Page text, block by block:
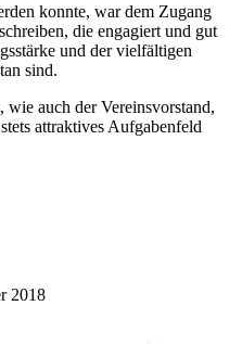
konnte, war dem Zugang
die engagiert und gut
und der vielfältigen
sind.
wie auch der Vereinsvorstand,
attraktives Aufgabenfeld
2018